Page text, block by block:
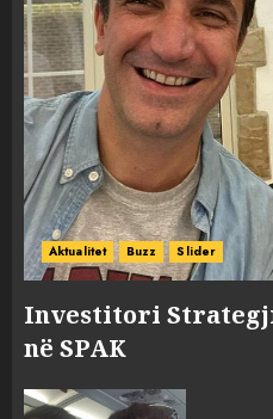
Aktualitet Buzz Slider
Investitori
në SPAK